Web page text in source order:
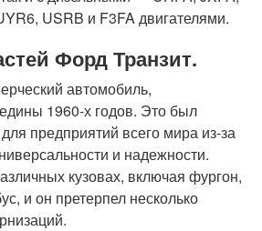
USRB и F3FA двигателями.
Форд Транзит.
автомобиль,
1960-х годов. Это был
предприятий всего мира из-за
и надежности.
кузовах, включая фургон,
и он претерпел несколько